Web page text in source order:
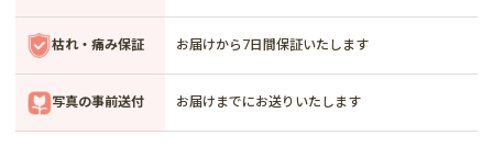
枯れ・痛み保証 お届けから7日間保証いたします
写真の事前送付 お届けまでにお送りいたします